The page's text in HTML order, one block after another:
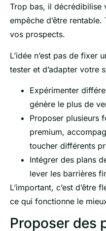
Trop bas, il décrédibilise
empêche d’être
vos prospects.
L’idée n’est pas de fixer
tester et d’adapter votre
Expérimenter
génère le plus de
Proposer plusieurs
premium,
toucher différents
Intégrer des plans
lever les barrières
L’important, c’est d’être
ce qui fonctionne le
Proposer des